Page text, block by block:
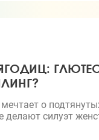
о
делают силуэт